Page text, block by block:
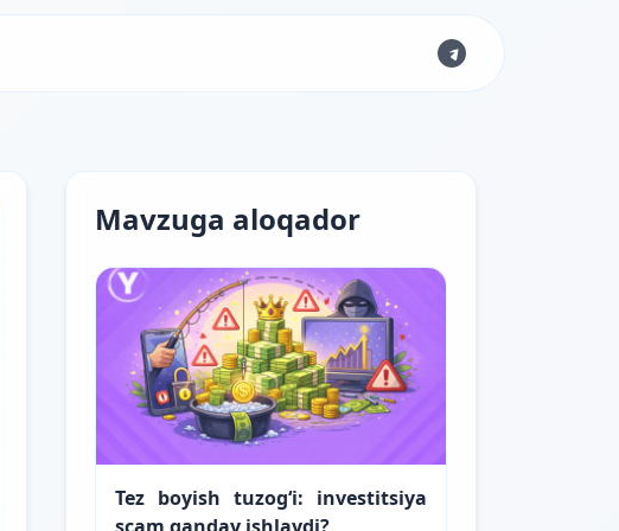
Mavzuga aloqador
Tez boyish tuzog‘i: investitsiya